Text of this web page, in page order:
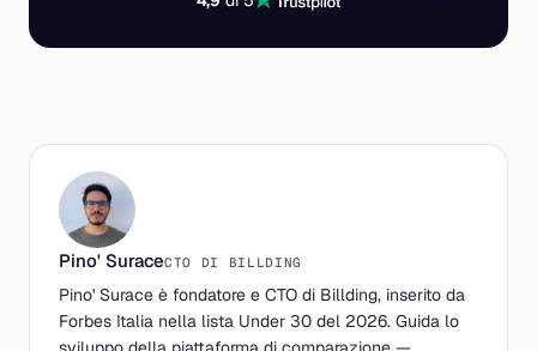
Pino' SuraceCTO DI BILLDING
Pino' Surace è fondatore e CTO di Billding, inserito da
Forbes Italia nella lista Under 30 del 2026. Guida lo